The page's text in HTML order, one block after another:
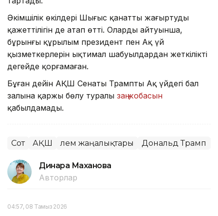
Әкімшілік өкілдері Шығыс қанатты жаңғыртудың
қажеттілігін де атап өтті. Олардың айтуынша,
бұрынғы құрылым президент пен Ақ үй
қызметкерлерін ықтимал шабуылдардан жеткілікті
деңгейде қорғамаған.
Бұған дейін АҚШ Сенаты Трамптың Ақ үйдегі бал
залына қаржы бөлу туралы заң жобасын
қабылдамады.
Сот АҚШ Әлем жаңалықтары Дональд Трамп
Динара Маханова
Авторлар
04:57, 08 Тамыз 2026